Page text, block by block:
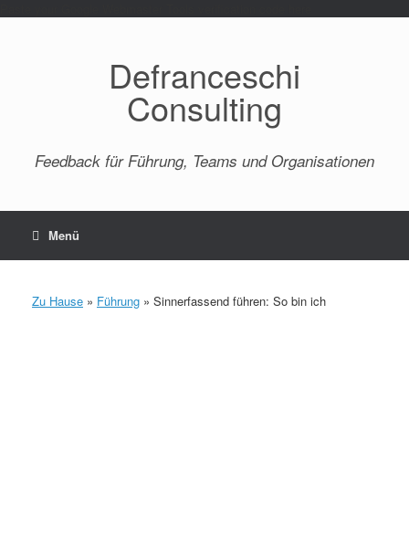
Defranceschi
Consulting
Feedback für Führung, Teams und Organisationen
Menü
Zu Hause » Führung » Sinnerfassend führen: So bin ich